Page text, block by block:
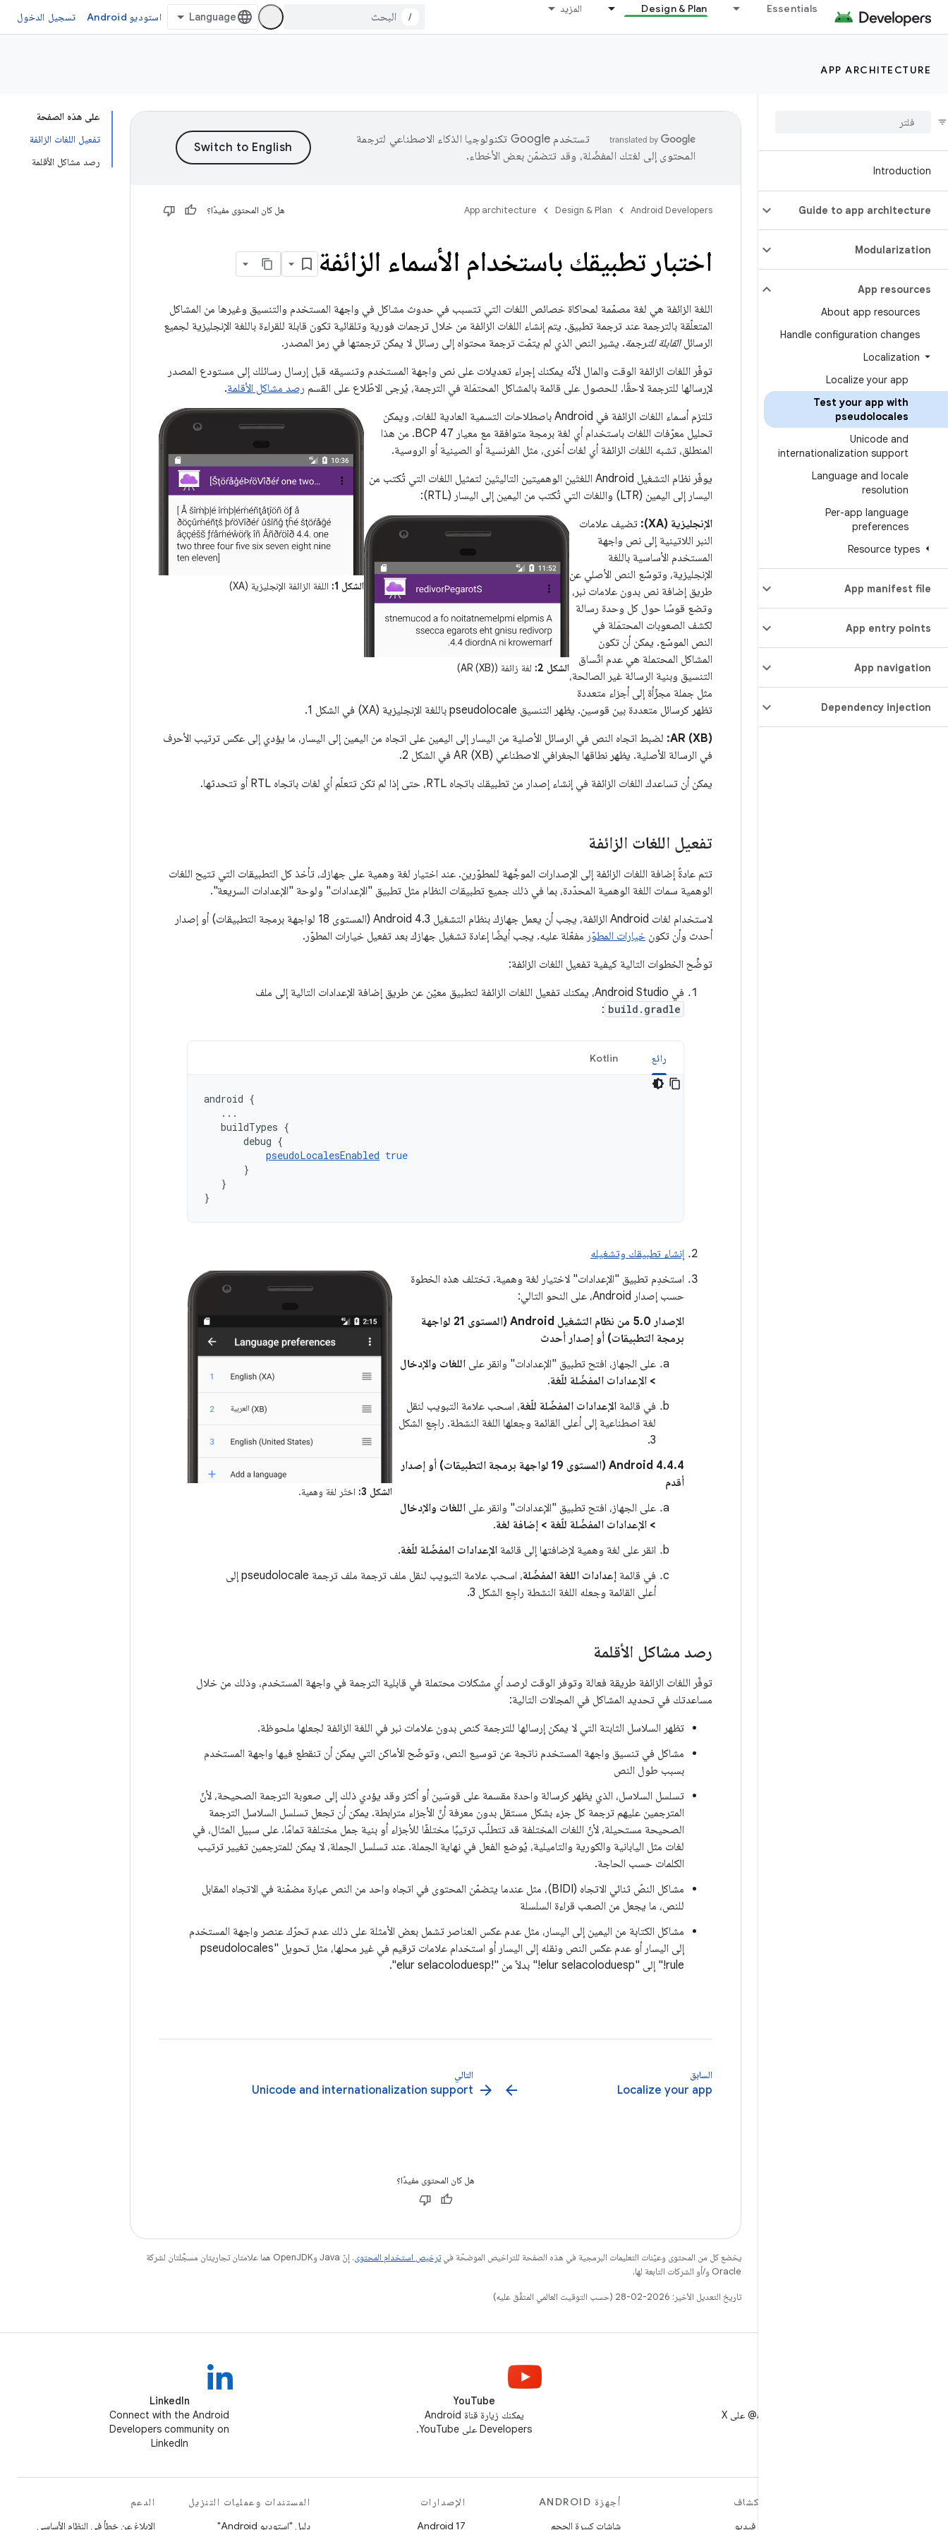
Essentials
Design & Plan المزيد
/ استوديو Android تسجيل الدخول
APP ARCHITECTURE
Introduction
Guide to app architecture
Modularization
App resources
About app resources
Handle configuration changes
Localization
Localize your app
Test your app with
pseudolocales
Unicode and
internationalization support
Language and locale
resolution
Per-app language
preferences
Resource types
App manifest file
App entry points
App navigation
Dependency injection
على هذه الصفحة
تفعيل اللغات الزائفة
رصد مشاكل الأقلمة
تستخدم Google تكنولوجيا الذكاء الاصطناعي لترجمة
المحتوى إلى لغتك المفضّلة، وقد تتضمّن بعض الأخطاء.
Android Developers
Design & Plan
App architecture هل كان المحتوى مفيدًا؟
اختبار تطبيقك باستخدام الأسماء الزائفة
اللغة الزائفة هي لغة مصمّمة لمحاكاة خصائص اللغات التي تتسبب في حدوث مشاكل في واجهة المستخدم والتنسيق وغيرها من المشاكل
المتعلّقة بالترجمة عند ترجمة تطبيق. يتم إنشاء اللغات الزائفة من خلال ترجمات فورية وتلقائية تكون قابلة للقراءة باللغة الإنجليزية لجميع
الرسائلالقابلة للترجمة. يشير النص الذي لم يتمّت ترجمة محتواه إلى رسائل لا يمكن ترجمتها في رمز المصدر.
توفّر اللغات الزائفة الوقت والمال لأنّه يمكنك إجراء تعديلات على نص واجهة المستخدم وتنسيقه قبل إرسال رسائلك إلى مستودع المصدر
لإرسالها للترجمة لاحقًا. للحصول على قائمة بالمشاكل المحتمَلة في الترجمة، يُرجى الاطّلاع على القسم رصد مشاكل الأقلمة.
الشكل 1: اللغة الزائفة الإنجليزية (XA)
تلتزم أسماء اللغات الزائفة في Android باصطلاحات التسمية العادية للغات، ويمكن
تحليل معرّفات اللغات باستخدام أي لغة برمجة متوافقة مع معيار BCP 47. من هذا
المنطلق، تشبه اللغات الزائفة أي لغات أخرى، مثل الفرنسية أو الصينية أو الروسية.
يوفّر نظام التشغيل Android اللغتَين الوهميتين التاليتَين لتمثيل اللغات التي تُكتب من
اليسار إلى اليمين (LTR) واللغات التي تُكتب من اليمين إلى اليسار (RTL):
الشكل 2: لغة زائفة (AR (XB))
الإنجليزية (XA):
تضيف علامات
النبر اللاتينية إلى نص واجهة
المستخدم الأساسية باللغة
الإنجليزية، وتوسّع النص الأصلي عن
طريق إضافة نص بدون علامات نبر،
وتضع قوسًا حول كل وحدة رسالة
لكشف الصعوبات المحتمَلة في
النص الموسّع. يمكن أن تكون
المشاكل المحتملة هي عدم اتّساق
التنسيق وبنية الرسالة غير الصالحة،
مثل جملة مجزّأة إلى أجزاء متعددة
تظهر كرسائل متعددة بين قوسين. يظهر التنسيق pseudolocale باللغة الإنجليزية (XA) في الشكل 1.
AR (XB): لضبط اتجاه النص في الرسائل الأصلية من اليسار إلى اليمين على اتجاه من اليمين إلى اليسار، ما يؤدي إلى عكس ترتيب الأحرف
في الرسالة الأصلية. يظهر نطاقها الجغرافي الاصطناعي AR (XB) في الشكل 2.
يمكن أن تساعدك اللغات الزائفة في إنشاء إصدار من تطبيقك باتجاه RTL، حتى إذا لم تكن تتعلّم أي لغات باتجاه RTL أو تتحدثها.
تفعيل اللغات الزائفة
تتم عادةً إضافة اللغات الزائفة إلى الإصدارات الموجَّهة للمطوّرين. عند اختيار لغة وهمية على جهازك، تأخذ كل التطبيقات التي تتيح اللغات
الوهمية سمات اللغة الوهمية المحدّدة، بما في ذلك جميع تطبيقات النظام مثل تطبيق "الإعدادات" ولوحة "الإعدادات السريعة".
لاستخدام لغات Android الزائفة، يجب أن يعمل جهازك بنظام التشغيل Android 4.3 (المستوى 18 لواجهة برمجة التطبيقات) أو إصدار
أحدث وأن تكون خيارات المطوّر مفعّلة عليه. يجب أيضًا إعادة تشغيل جهازك بعد تفعيل خيارات المطوّر.
توضِّح الخطوات التالية كيفية تفعيل اللغات الزائفة:
في Android Studio، يمكنك تفعيل اللغات الزائفة لتطبيق معيّن عن طريق إضافة الإعدادات التالية إلى ملف
build.gradle
:
رائع Kotlin
android {
...
buildTypes {
debug {
pseudoLocalesEnabled true
}
}
}
إنشاء تطبيقك وتشغيله
الشكل 3: اختَر لغة وهمية.
استخدِم تطبيق "الإعدادات" لاختيار لغة وهمية. تختلف هذه الخطوة
حسب إصدار Android، على النحو التالي:
الإصدار 5.0 من نظام التشغيل Android (المستوى 21 لواجهة
برمجة التطبيقات) أو إصدار أحدث
على الجهاز، افتح تطبيق "الإعدادات" وانقر على اللغات والإدخال
> الإعدادات المفضّلة للّغة.
في قائمة الإعدادات المفضّلة للّغة، اسحب علامة التبويب لنقل
لغة اصطناعية إلى أعلى القائمة وجعلها اللغة النشطة. راجِع الشكل
3.
Android 4.4.4 (المستوى 19 لواجهة برمجة التطبيقات) أو إصدار
أقدم
على الجهاز، افتح تطبيق "الإعدادات" وانقر على اللغات والإدخال
> الإعدادات المفضّلة للّغة > إضافة لغة.
انقر على لغة وهمية لإضافتها إلى قائمة الإعدادات المفضّلة للّغة.
في قائمة إعدادات اللغة المفضّلة
، اسحب علامة التبويب لنقل ملف ترجمة ملف ترجمة pseudolocale إلى
أعلى القائمة وجعله اللغة النشطة راجِع الشكل 3.
رصد مشاكل الأقلمة
توفّر اللغات الزائفة طريقة فعالة وتوفر الوقت لرصد أي مشكلات محتملة في قابلية الترجمة في واجهة المستخدم، وذلك من خلال
مساعدتك في تحديد المشاكل في المجالات التالية:
تظهر السلاسل الثابتة التي لا يمكن إرسالها للترجمة كنص بدون علامات نبر في اللغة الزائفة لجعلها ملحوظة.
مشاكل في تنسيق واجهة المستخدم ناتجة عن توسيع النص، وتوضّح الأماكن التي يمكن أن تنقطع فيها واجهة المستخدم
بسبب طول النص
تسلسل السلاسل، الذي يظهر كرسالة واحدة مقسمة على قوسَين أو أكثر وقد يؤدي ذلك إلى صعوبة الترجمة الصحيحة، لأنّ
المترجمين عليهم ترجمة كل جزء بشكل مستقل بدون معرفة أنّ الأجزاء مترابطة. يمكن أن تجعل تسلسل السلاسل الترجمة
الصحيحة مستحيلة، لأنّ اللغات المختلفة قد تتطلّب ترتيبًا مختلفًا للأجزاء أو بنية جمل مختلفة تمامًا. على سبيل المثال، في
لغات مثل اليابانية والكورية والتاميلية، يُوضع الفعل في نهاية الجملة. عند تسلسل الجملة، لا يمكن للمترجمين تغيير ترتيب
الكلمات حسب الحاجة.
مشاكل النصّ ثنائي الاتجاه (BIDI)، مثل عندما يتضمّن المحتوى في اتجاه واحد من النص عبارة مضمّنة في الاتجاه المقابل
للنص، ما يجعل من الصعب قراءة السلسلة
مشاكل الكتابة من اليمين إلى اليسار، مثل عدم عكس العناصر تشمل بعض الأمثلة على ذلك عدم تحرّك عنصر واجهة المستخدم
إلى اليسار أو عدم عكس النص ونقله إلى اليسار أو استخدام علامات ترقيم في غير محلها، مثل تحويل "pseudolocales
rule!" إلى "elur selacoloduesp!" بدلاً من "!elur selacoloduesp".
السابق
arrow_back Localize your app
التالي
Unicode and internationalization support arrow_forward
هل كان المحتوى مفيدًا؟
يخضع كل من المحتوى وعيّنات التعليمات البرمجية في هذه الصفحة للتراخيص الموضحّة فيترخيص استخدام المحتوى
. إنّ Java وOpenJDK هما علامتان تجاريتان مسجَّلتان لشركة
Oracle و/أو الشركات التابعة لها.
تاريخ التعديل الأخير: 2026-02-28 (حسب التوقيت العالمي المتفَّق عليه)
YouTube
يمكنك زيارة قناة Android
Developers على YouTube.
LinkedIn
Connect with the Android
Developers community on
LinkedIn
استكشاف
ألعاب فيديو
أجهزة ANDROID
شاشات كبيرة الحجم
الإصدارات
Android 17
المستندات وعمليات التنزيل
دليل "استوديو Android"
الدعم
الإبلاغ عن خطأ في النظام الأساسي